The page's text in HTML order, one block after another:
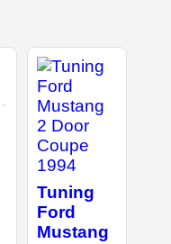
Tuning
Ford
Mustang